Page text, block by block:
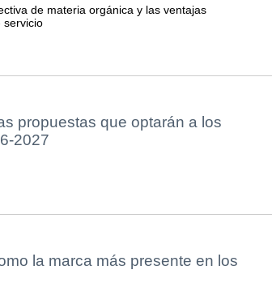
de materia orgánica y las ventajas
servicio
propuestas que optarán a los
2027
la marca más presente en los